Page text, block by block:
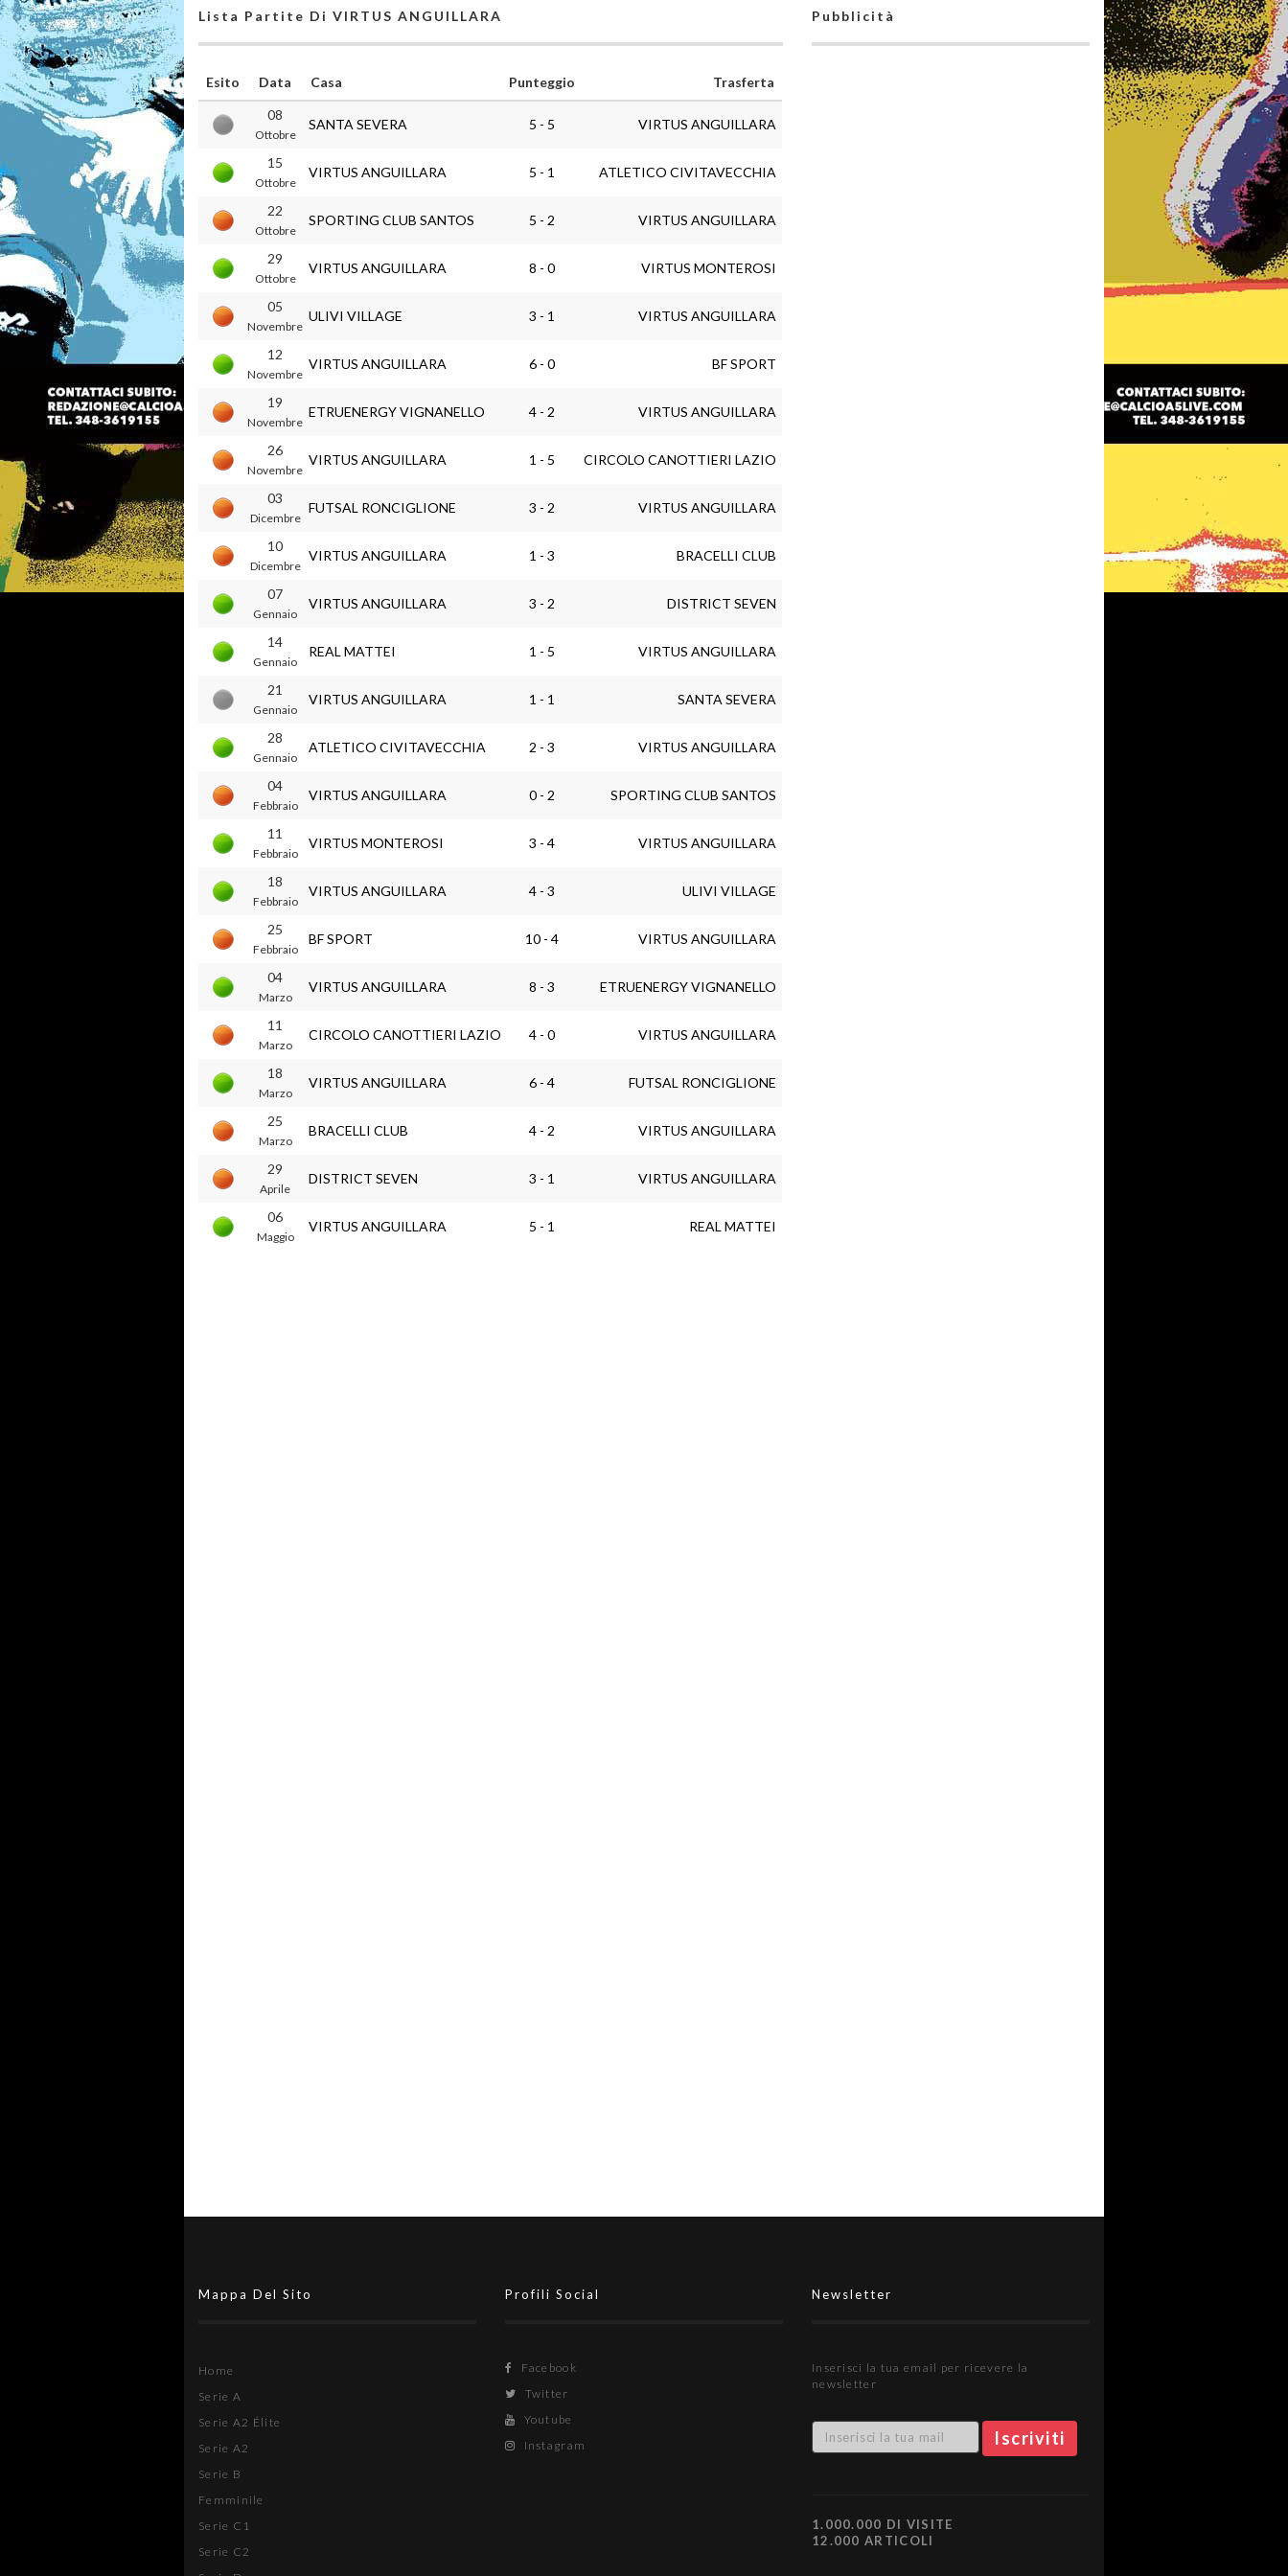
Lista Partite Di VIRTUS ANGUILLARA
Esito Data Casa Punteggio
Trasferta
08
Ottobre
SANTA SEVERA 5 - 5 VIRTUS ANGUILLARA
15
Ottobre
VIRTUS ANGUILLARA 5 - 1 ATLETICO CIVITAVECCHIA
22
Ottobre
SPORTING CLUB SANTOS 5 - 2 VIRTUS ANGUILLARA
29
Ottobre
VIRTUS ANGUILLARA 8 - 0 VIRTUS MONTEROSI
05
Novembre
ULIVI VILLAGE 3 - 1 VIRTUS ANGUILLARA
12
Novembre
VIRTUS ANGUILLARA 6 - 0 BF SPORT
19
Novembre
ETRUENERGY VIGNANELLO 4 - 2 VIRTUS ANGUILLARA
26
Novembre
VIRTUS ANGUILLARA 1 - 5 CIRCOLO CANOTTIERI LAZIO
03
Dicembre
FUTSAL RONCIGLIONE 3 - 2 VIRTUS ANGUILLARA
10
Dicembre
VIRTUS ANGUILLARA 1 - 3 BRACELLI CLUB
07
Gennaio
VIRTUS ANGUILLARA 3 - 2 DISTRICT SEVEN
14
Gennaio
REAL MATTEI 1 - 5 VIRTUS ANGUILLARA
21
Gennaio
VIRTUS ANGUILLARA 1 - 1 SANTA SEVERA
28
Gennaio
ATLETICO CIVITAVECCHIA 2 - 3 VIRTUS ANGUILLARA
04
Febbraio
VIRTUS ANGUILLARA 0 - 2 SPORTING CLUB SANTOS
11
Febbraio
VIRTUS MONTEROSI 3 - 4 VIRTUS ANGUILLARA
18
Febbraio
VIRTUS ANGUILLARA 4 - 3 ULIVI VILLAGE
25
Febbraio
BF SPORT 10 - 4 VIRTUS ANGUILLARA
04
Marzo
VIRTUS ANGUILLARA 8 - 3 ETRUENERGY VIGNANELLO
11
Marzo
CIRCOLO CANOTTIERI LAZIO 4 - 0 VIRTUS ANGUILLARA
18
Marzo
VIRTUS ANGUILLARA 6 - 4 FUTSAL RONCIGLIONE
25
Marzo
BRACELLI CLUB 4 - 2 VIRTUS ANGUILLARA
29
Aprile
DISTRICT SEVEN 3 - 1 VIRTUS ANGUILLARA
06
Maggio
VIRTUS ANGUILLARA 5 - 1 REAL MATTEI
Pubblicità
Mappa Del Sito
Home
Serie A
Serie A2 Élite
Serie A2
Serie B
Femminile
Serie C1
Serie C2
Profili Social
Facebook
Twitter
Youtube
Instagram
Newsletter
Inserisci la tua email per ricevere la
newsletter
1.000.000 DI VISITE
12.000 ARTICOLI